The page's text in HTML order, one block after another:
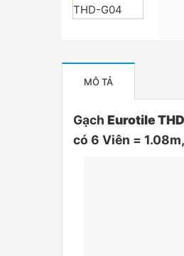
MÔ TẢ
Gạch Eurotile
có 6 Viên =